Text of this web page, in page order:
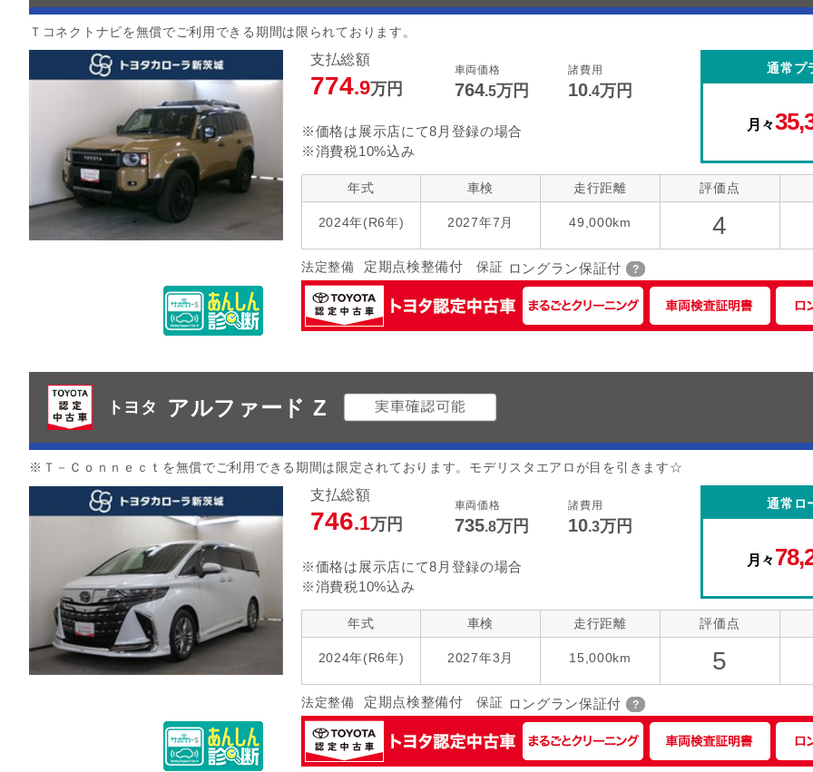
Ｔコネクトナビを無償でご利用できる期間は限られております。
支払総額
774.9万円
車両価格
764.5万円
諸費用
10.4万円
※価格は展示店にて8月登録の場合
※消費税10%込み
通常プ
月々
年式
2024年(R6年)
車検
2027年7月
走行距離
49,000km
評価点
4
法定整備 定期点検整備付 保証 ロングラン保証付
トヨタ アルファード Z
※Ｔ－Ｃｏｎｎｅｃｔを無償でご利用できる期間は限定されております。モデリスタエアロが目を引きます☆
支払総額
746.1万円
車両価格
735.8万円
諸費用
10.3万円
※価格は展示店にて8月登録の場合
※消費税10%込み
通常ロ
月々
年式
2024年(R6年)
車検
2027年3月
走行距離
15,000km
評価点
5
法定整備 定期点検整備付 保証 ロングラン保証付